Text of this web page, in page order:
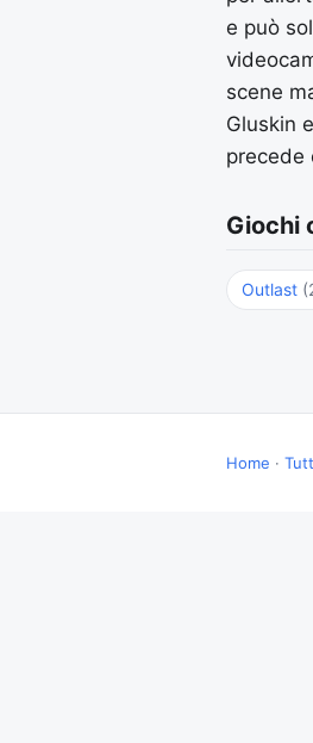
e può
scene
Gluskin
precede
Giochi
Outlast
Home ·